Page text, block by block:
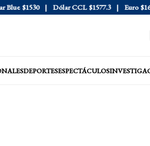
$1530 Dólar CCL $1577.3 Euro
DEPORTESESPECTÁCULOS